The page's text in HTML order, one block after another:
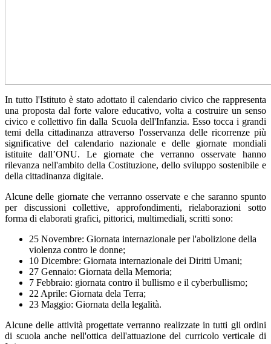
In tutto l'Istituto è stato adottato il calendario civico che rappresenta
una proposta dal forte valore educativo, volta a costruire un senso
civico e collettivo fin dalla Scuola dell'Infanzia. Esso tocca i grandi
temi della cittadinanza attraverso l'osservanza delle ricorrenze più
significative del calendario nazionale e delle giornate mondiali
istituite dall’ONU. Le giornate che verranno osservate hanno
rilevanza nell'ambito della Costituzione, dello sviluppo sostenibile e
della cittadinanza digitale.
Alcune delle giornate che verranno osservate e che saranno spunto
per discussioni collettive, approfondimenti, rielaborazioni sotto
forma di elaborati grafici, pittorici, multimediali, scritti sono:
25 Novembre: Giornata internazionale per l'abolizione della
violenza contro le donne;
10 Dicembre: Giornata internazionale dei Diritti Umani;
27 Gennaio: Giornata della Memoria;
7 Febbraio: giornata contro il bullismo e il cyberbullismo;
22 Aprile: Giornata dela Terra;
23 Maggio: Giornata della legalità.
Alcune delle attività progettate verranno realizzate in tutti gli ordini
di scuola anche nell'ottica dell'attuazione del curricolo verticale di